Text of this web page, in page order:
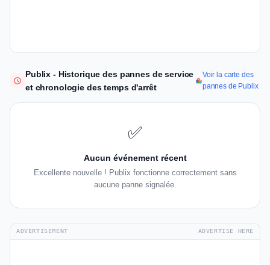
Publix - Historique des pannes de service
et chronologie des temps d'arrêt
Voir la carte des
pannes de Publix
✅
Aucun événement récent
Excellente nouvelle ! Publix fonctionne correctement sans
aucune panne signalée.
ADVERTISEMENT ADVERTISE HERE